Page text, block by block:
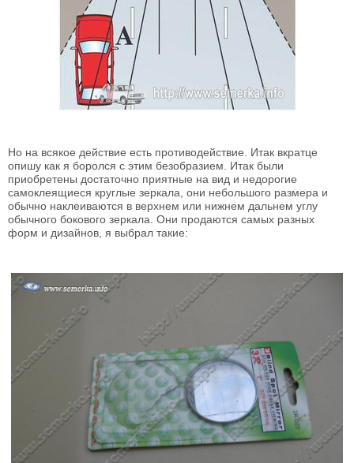
Но на всякое действие есть противодействие. Итак вкратце
опишу как я боролся с этим безобразием. Итак были
приобретены достаточно приятные на вид и недорогие
самоклеящиеся круглые зеркала, они небольшого размера и
обычно наклеиваются в верхнем или нижнем дальнем углу
обычного бокового зеркала. Они продаются самых разных
форм и дизайнов, я выбрал такие: